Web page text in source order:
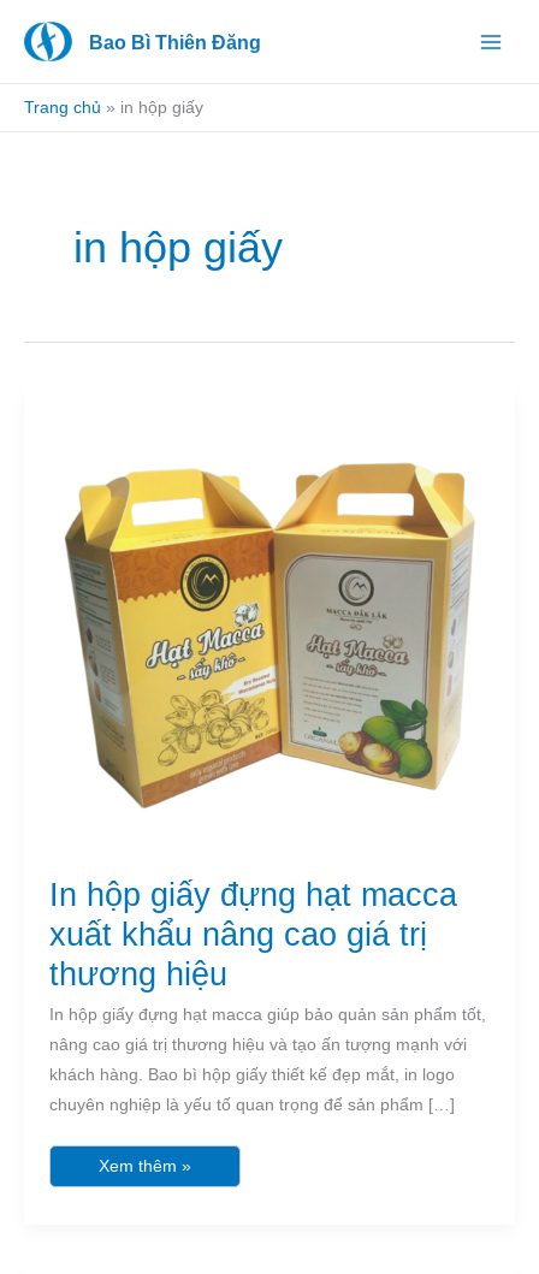
dung
Bao Bì Thiên Đăng
Trang chủ » in hộp giấy
in hộp giấy
In hộp giấy đựng hạt macca
xuất khẩu nâng cao giá trị
thương hiệu
In hộp giấy đựng hạt macca giúp bảo quản sản phẩm tốt,
nâng cao giá trị thương hiệu và tạo ấn tượng mạnh với
khách hàng. Bao bì hộp giấy thiết kế đẹp mắt, in logo
chuyên nghiệp là yếu tố quan trọng để sản phẩm […]
hạt
macca
xuất
khẩu
nâng
cao
giá
trị
thương
hiệu
Xem thêm »